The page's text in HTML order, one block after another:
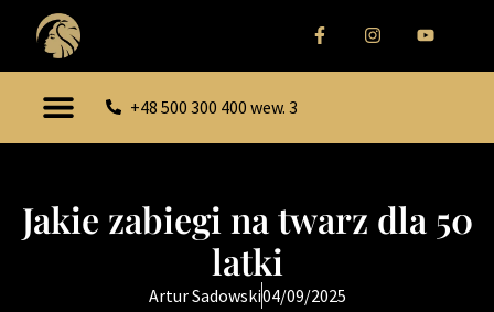
+48 500 300 400 wew. 3
Jakie zabiegi na twarz dla 50
latki
Artur Sadowski04/09/2025